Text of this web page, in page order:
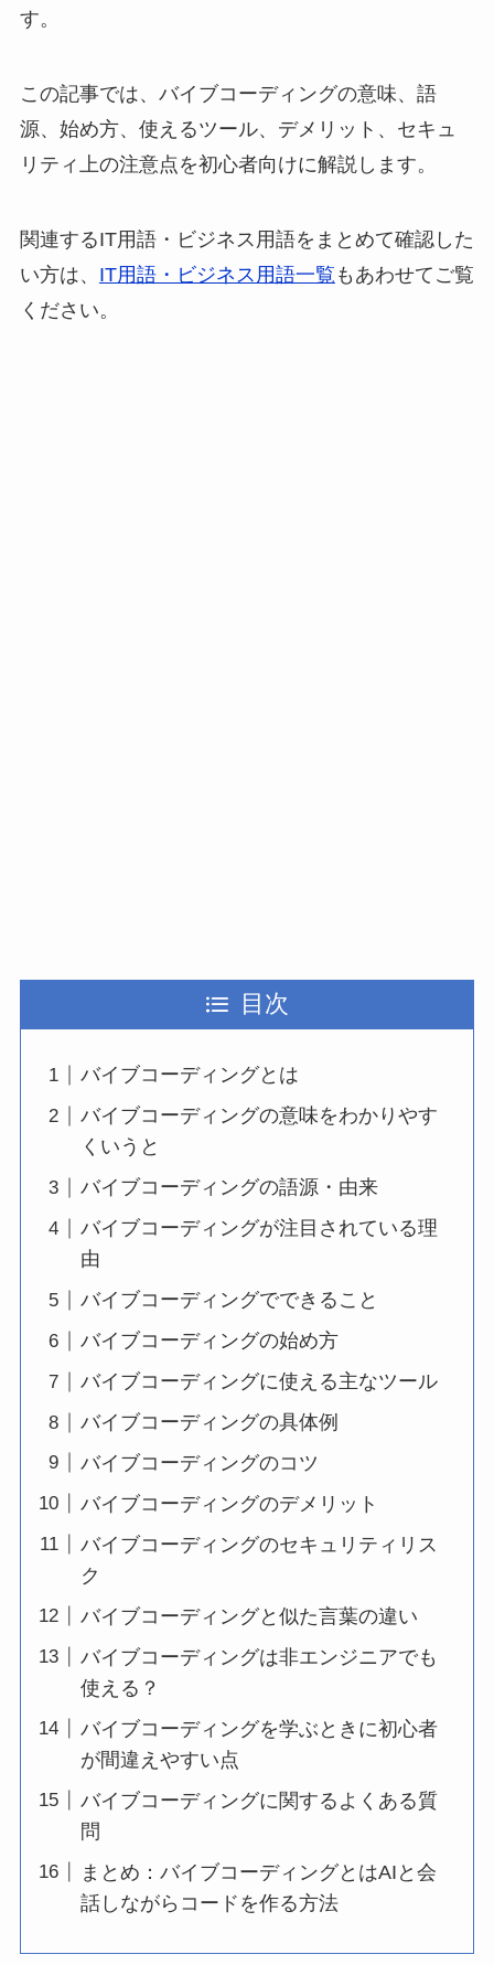
す。
この記事では、バイブコーディングの意味、語
源、始め方、使えるツール、デメリット、セキュ
リティ上の注意点を初心者向けに解説します。
関連するIT用語・ビジネス用語をまとめて確認した
い方は、 IT用語・ビジネス用語一覧 もあわせてご覧
ください。
目次
バイブコーディングとは
バイブコーディングの意味をわかりやす
くいうと
バイブコーディングの語源・由来
バイブコーディングが注目されている理
由
バイブコーディングでできること
バイブコーディングの始め方
バイブコーディングに使える主なツール
バイブコーディングの具体例
バイブコーディングのコツ
バイブコーディングのデメリット
バイブコーディングのセキュリティリス
ク
バイブコーディングと似た言葉の違い
バイブコーディングは非エンジニアでも
使える？
バイブコーディングを学ぶときに初心者
が間違えやすい点
バイブコーディングに関するよくある質
問
まとめ：バイブコーディングとはAIと会
話しながらコードを作る方法